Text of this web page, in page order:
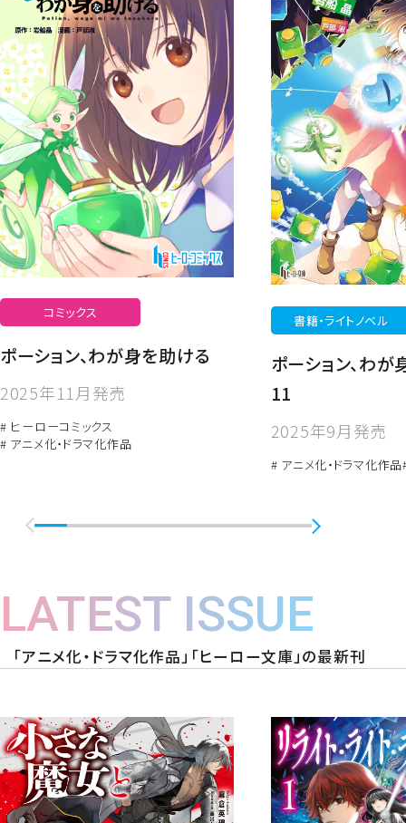
コミックス
ポーション、わが身を助ける
2025年11月発売
# ヒーローコミックス
# アニメ化・ドラマ化作品
書籍・ライトノベル
ポーション、わ
11
2025年9月発売
# アニメ化・ドラマ化作品
LATEST ISSUE
「アニメ化・ドラマ化作品」「ヒーロー文庫」の最新刊